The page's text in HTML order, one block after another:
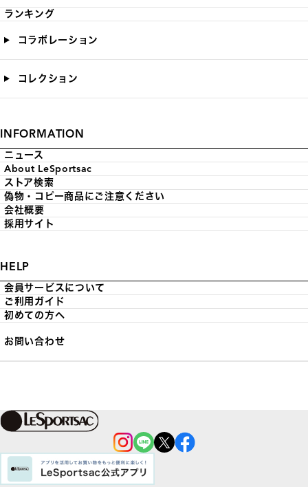
ランキング
コラボレーション
コレクション
INFORMATION
ニュース
About LeSportsac
ストア検索
偽物・コピー商品にご注意ください
会社概要
採用サイト
HELP
会員サービスについて
ご利用ガイド
初めての方へ
お問い合わせ